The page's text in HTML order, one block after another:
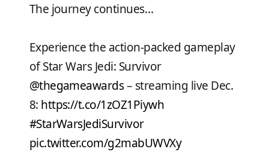
The journey continues…
Experience the action-packed gameplay
of Star Wars Jedi: Survivor
@thegameawards– streaming live Dec.
8: https://t.co/1zOZ1Piywh
#StarWarsJediSurvivor
pic.twitter.com/g2mabUWVXy